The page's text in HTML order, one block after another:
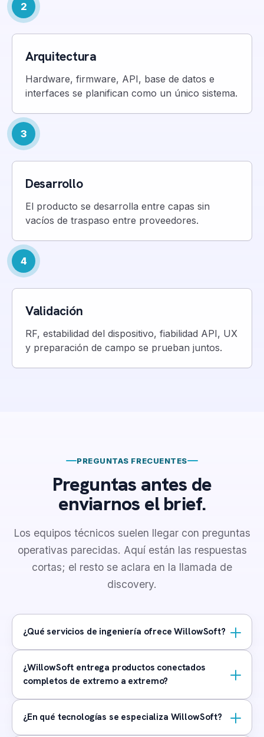
2
Arquitectura
Hardware, firmware, API, base de datos e
interfaces se planifican como un único sistema.
3
Desarrollo
El producto se desarrolla entre capas sin
vacíos de traspaso entre proveedores.
4
Validación
RF, estabilidad del dispositivo, fiabilidad API, UX
y preparación de campo se prueban juntos.
PREGUNTAS FRECUENTES
Preguntas antes de
enviarnos el brief.
Los equipos técnicos suelen llegar con preguntas
operativas parecidas. Aquí están las respuestas
cortas; el resto se aclara en la llamada de
discovery.
¿Qué servicios de ingeniería ofrece WillowSoft?
¿WillowSoft entrega productos conectados
completos de extremo a extremo?
¿En qué tecnologías se especializa WillowSoft?